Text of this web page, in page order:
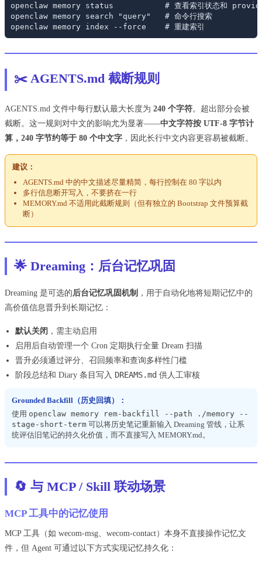
openclaw memory status           # 查看索引状态和
openclaw memory search "query"   # 命令行搜索
openclaw memory index --force    # 重建索引
✂️ AGENTS.md 截断规则
AGENTS.md 文件中每行默认最大长度为 240 个字符。超出部分会被
截断。这一规则对中文的影响尤为显著——中文字符按 UTF-8 字节计
算，240 字节约等于 80 个中文字 ，因此长行中文内容更容易被截断。
建议：
AGENTS.md 中的中文描述尽量精简，每行控制在 80 字以内
多行信息断开写入，不要挤在一行
MEMORY.md 不适用此截断规则（但有独立的 Bootstrap 文件预算截
断）
🌟 Dreaming：后台记忆巩固
Dreaming 是可选的后台记忆巩固机制 ，用于自动化地将短期记忆中的
高价值信息晋升到长期记忆：
默认关闭 ，需主动启用
启用后自动管理一个 Cron 定期执行全量 Dream 扫描
晋升必须通过评分、召回频率和查询多样性门槛
阶段总结和 Diary 条目写入 DREAMS.md 供人工审核
Grounded Backfill（历史回填）：
使用 openclaw memory rem-backfill --path ./memory --
stage-short-term 可以将历史笔记重新输入 Dreaming 管线，让系
统评估旧笔记的持久化价值，而不直接写入 MEMORY.md。
🔄 与 MCP / Skill 联动场景
MCP 工具中的记忆使用
MCP 工具（如 wecom-msg、wecom-contact）本身不直接操作记忆文
件，但 Agent 可通过以下方式实现记忆持久化：